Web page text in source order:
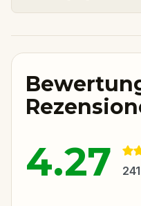
4.27 241